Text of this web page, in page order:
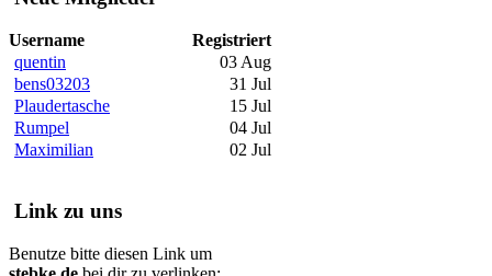
Username
Registriert
quentin
03 Aug
bens03203
31 Jul
Plaudertasche
15 Jul
Rumpel
04 Jul
Maximilian
02 Jul
Link zu uns
Benutze bitte diesen Link um